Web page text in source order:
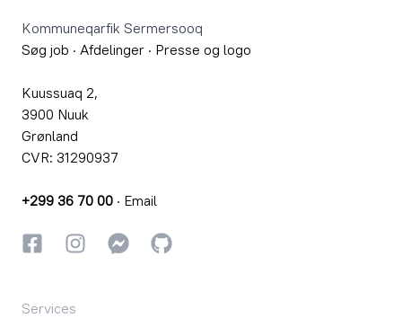
Kommuneqarfik Sermersooq
Søg job · Afdelinger · Presse og logo
Kuussuaq 2,
3900 Nuuk
Grønland
CVR: 31290937
+299 36 70 00 · Email
FacebookInstagramInstagram
GitHub
Services